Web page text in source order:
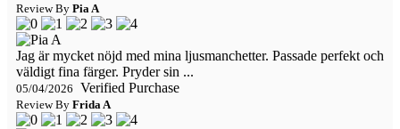
Review By Pia A
Jag är mycket nöjd med mina ljusmanchetter. Passade perfekt och
väldigt fina färger. Pryder sin ...
05/04/2026 Verified Purchase
Review By Frida A